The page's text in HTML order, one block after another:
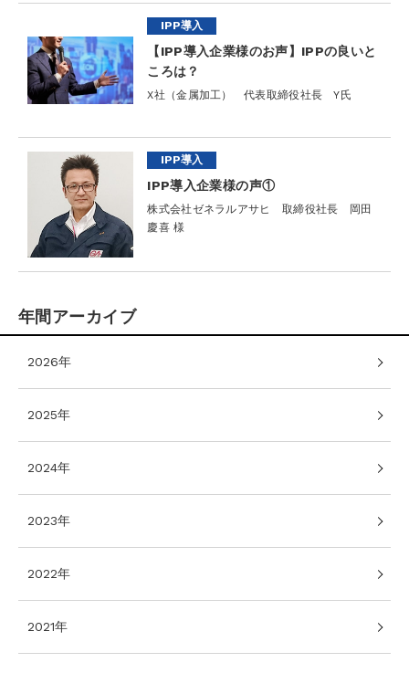
IPP導入
【IPP導入企業様のお声】IPPの良いと
ころは？
X社（金属加工） 代表取締役社長 Y氏
IPP導入
IPP導入企業様の声①
株式会社ゼネラルアサヒ 取締役社長 岡田
慶喜 様
年間アーカイブ
2026年
2025年
2024年
2023年
2022年
2021年